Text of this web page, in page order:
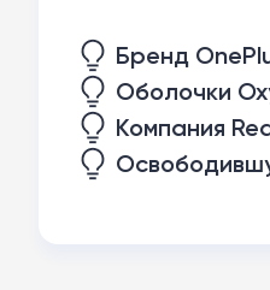
Бренд
Оболочки
Компания